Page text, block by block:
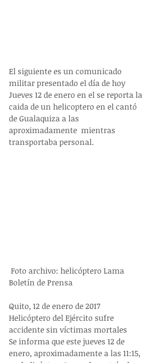
El siguiente es un comunicado
militar presentado el día de hoy
Jueves 12 de enero en el se reporta la
caida de un helicoptero en el cantó
de Gualaquiza a las
aproximadamente  mientras
transportaba personal.
Foto archivo: helicóptero Lama
Boletín de Prensa
Quito, 12 de enero de 2017
Helicóptero del Ejército sufre
accidente sin víctimas mortales
Se informa que este jueves 12 de
enero, aproximadamente a las 11:15,